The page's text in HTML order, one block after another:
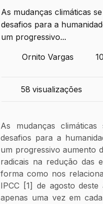
As mudanças climáticas
desafios para a
um progressivo...
Ornito Vargas
58 visualizações
As mudanças
desafios para a
um progressivo aumento
radicais na redução das
forma como nos
IPCC [1] de agosto
apenas uma vez em